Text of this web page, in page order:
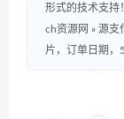
形式的技术支持！
ch资源网 » 源支
片，订单日期，